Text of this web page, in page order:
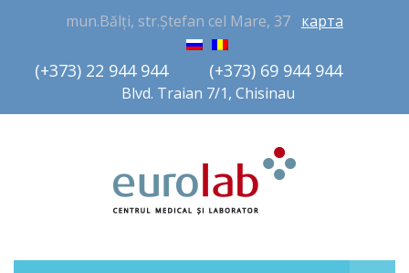
mun.Bălți, str.Ștefan cel Mare, 37 карта
(+373) 22 944 944         (+373) 69 944 944
Blvd. Traian 7/1, Chisinau